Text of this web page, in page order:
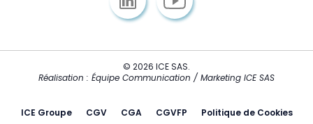
© 2026 ICE SAS.
Réalisation : Équipe Communication / Marketing ICE SAS
ICE Groupe CGV CGA CGVFP Politique de Cookies